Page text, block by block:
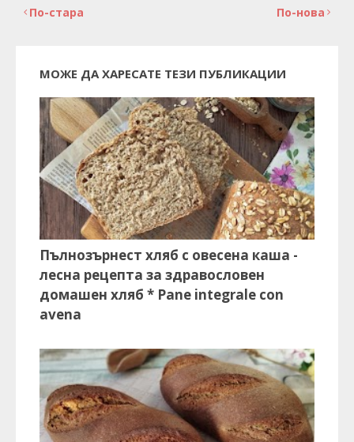
По-нова
По-стара
МОЖЕ ДА ХАРЕСАТЕ ТЕЗИ ПУБЛИКАЦИИ
Пълнозърнест хляб с овесена каша -
лесна рецепта за здравословен
домашен хляб * Pane integrale con
avena